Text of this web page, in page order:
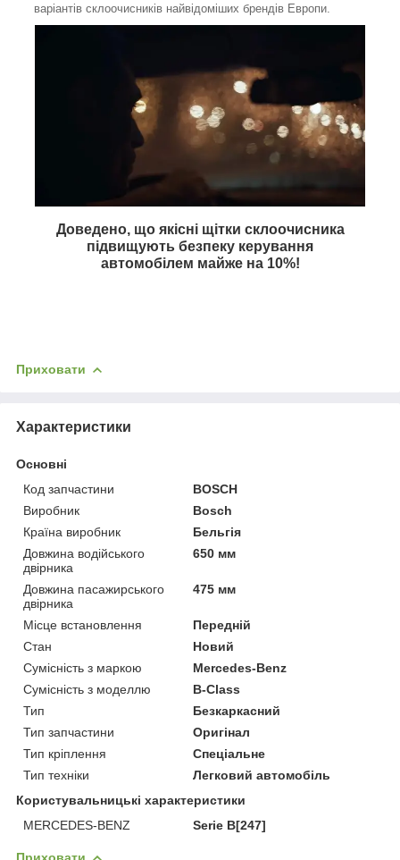
варіантів склоочисників найвідоміших брендів Европи.
Доведено, що якісні щітки склоочисника
підвищують безпеку керування
автомобілем майже на 10%!
Приховати
Характеристики
Основні
Код запчастини
BOSCH
Виробник
Bosch
Країна виробник
Бельгія
Довжина водійського
двірника
650 мм
Довжина пасажирського
двірника
475 мм
Місце встановлення
Передній
Стан
Новий
Сумісність з маркою
Mercedes-Benz
Сумісність з моделлю
B-Class
Тип
Безкаркасний
Тип запчастини
Оригінал
Тип кріплення
Спеціальне
Тип техніки
Легковий автомобіль
Користувальницькі характеристики
MERCEDES-BENZ
Serie B[247]
Приховати